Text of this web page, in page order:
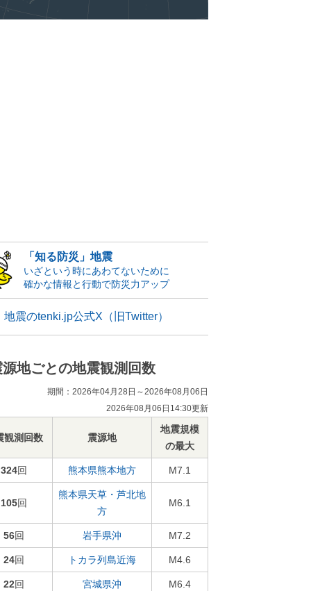
「知る防災」地震
いざという時にあわてないために
確かな情報と行動で防災力アップ
地震のtenki.jp公式X（旧Twitter）
源地ごとの地震観測回数
期間：2026年04月28日～2026年08月06日
2026年08月06日14:30更新
観測回数 震源地
地震規模
の最大
324回 熊本県熊本地方 M7.1
105回
熊本県天草・芦北地
方
M6.1
56回 岩手県沖 M7.2
24回 トカラ列島近海 M4.6
22回 宮城県沖 M6.4